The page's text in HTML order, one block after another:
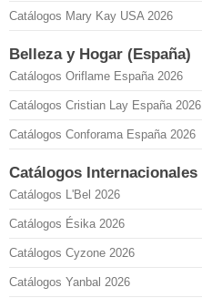
Catálogos Mary Kay USA 2026
Belleza y Hogar (España)
Catálogos Oriflame España 2026
Catálogos Cristian Lay España 2026
Catálogos Conforama España 2026
Catálogos Internacionales
Catálogos L'Bel 2026
Catálogos Ésika 2026
Catálogos Cyzone 2026
Catálogos Yanbal 2026